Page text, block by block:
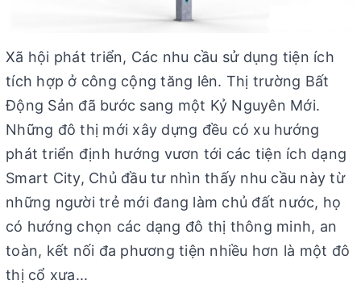
Xã hội phát triển, Các nhu cầu sử dụng tiện ích
tích hợp ở công cộng tăng lên. Thị trường Bất
Động Sản đã bước sang một Kỷ Nguyên Mới.
Những đô thị mới xây dựng đều có xu hướng
phát triển định hướng vươn tới các tiện ích dạng
Smart City, Chủ đầu tư nhìn thấy nhu cầu này từ
những người trẻ mới đang làm chủ đất nước, họ
có hướng chọn các dạng đô thị thông minh, an
toàn, kết nối đa phương tiện nhiều hơn là một đô
thị cổ xưa...